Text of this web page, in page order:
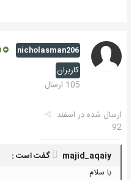
nicholasman206
کاربران
105 ارسال
ارسال شده در اسفند
92
majid_aqaiy گفت است :
با سلام